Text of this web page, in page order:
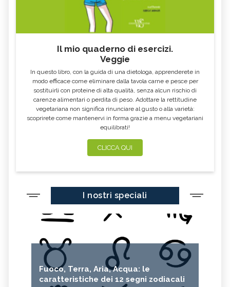
Il mio quaderno di esercizi.
Veggie
In questo libro, con la guida di una dietologa, apprenderete in
modo efficace come eliminare dalla tavola carne e pesce per
sostituirli con proteine di alta qualità, senza alcun rischio di
carenze alimentari o perdita di peso. Adottare la rettitudine
vegetariana non significa rinunciare al gusto o alla varietà:
scoprirete come mantenervi in forma grazie a menu vegetariani
equilibrati!
CLICCA QUI
I nostri speciali
Fuoco, Terra, Aria, Acqua: le
caratteristiche dei 12 segni zodiacali